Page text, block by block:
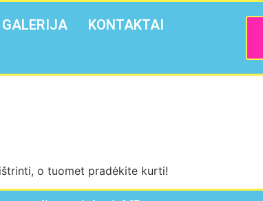
GALERIJA KONTAKTAI
o tuomet pradėkite kurti!